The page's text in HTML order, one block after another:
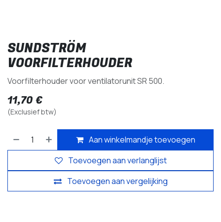
SUNDSTRÖM
VOORFILTERHOUDER
Voorfilterhouder voor ventilatorunit SR 500.
11,70 €
(Exclusief btw)
Aan winkelmandje toevoegen
Toevoegen aan vergelijking
Toevoegen aan verlanglijst